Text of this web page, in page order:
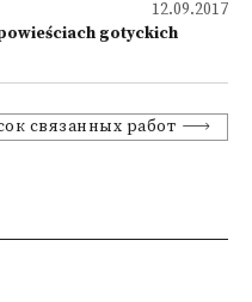
12.09.2017
gotyckich
связанных работ